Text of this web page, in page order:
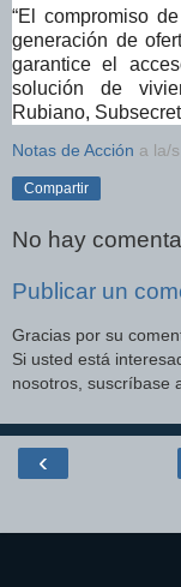
“El compromiso
generación de
garantice el
solución de
Rubiano,
Notas de Acción a la/s
Compartir
No hay
Publicar un
Gracias por su
Si usted está
nosotros, suscríbase
‹